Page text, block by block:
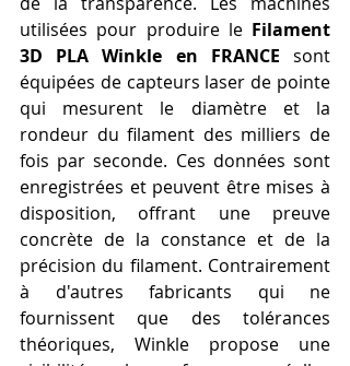
utilisées pour produire le Filament
3D PLA Winkle en FRANCE sont
équipées de capteurs laser de pointe
qui mesurent le diamètre et la
rondeur du filament des milliers de
fois par seconde. Ces données sont
enregistrées et peuvent être mises à
disposition, offrant une preuve
concrète de la constance et de la
précision du filament. Contrairement
à d'autres fabricants qui ne
fournissent que des tolérances
théoriques, Winkle propose une